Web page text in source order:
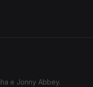
e Jonny Abbey.